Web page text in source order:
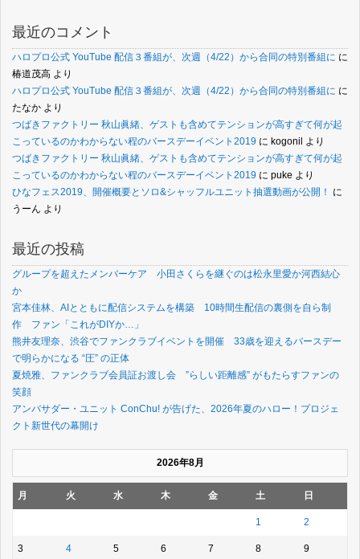
最近のコメント
ハロプロ公式 YouTube 配信３番組が、次週（4/22）から合同の特別番組に に
椿道茂高 より
ハロプロ公式 YouTube 配信３番組が、次週（4/22）から合同の特別番組に に
たなか より
つばきファクトリー 秋山眞緒、ゲストも含めてテンションが高すぎて何が起
こっているのかわからない程のバースデーイベント2019 に kogonil より
つばきファクトリー 秋山眞緒、ゲストも含めてテンションが高すぎて何が起
こっているのかわからない程のバースデーイベント2019 に puke より
ひなフェス2019、開催概要とソロ&シャッフルユニット抽選動画が公開！
に
うーん より
最近の投稿
グループを超えたメンバーケア 小田さくらを継ぐのは松永里愛か河西結心
か
宮本佳林、AIとともに配信システムを構築 10時間生配信の裏側を自ら制
作 ファン「これがDIYか…」
熊井友理奈、渋谷でファンクラブイベントを開催 33歳を迎えるバースデー
で明らかになる “圧” の正体
夏焼雅、ファンクラブ会員証お渡し会 ”らしい距離感” がもたらすファンの
笑顔
アンバサダー・ユニット ConChu! が告げた、2026年夏のハロー！プロジェ
クト新世代の幕開け
2026年8月
月 火 水 木 金 土 日
1 2
3 4 5 6 7 8 9